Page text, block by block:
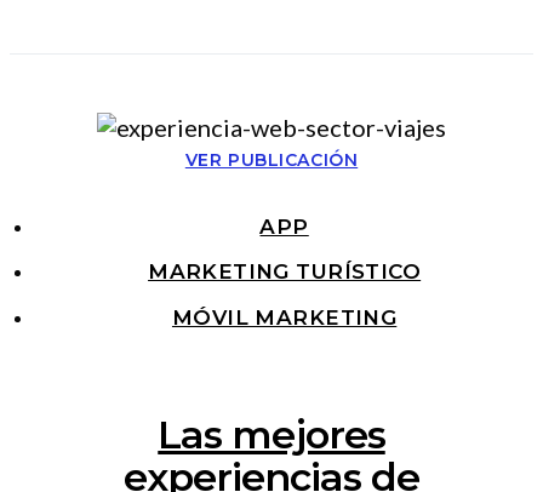
VER PUBLICACIÓN
APP
MARKETING TURÍSTICO
MÓVIL MARKETING
Las mejores
experiencias de